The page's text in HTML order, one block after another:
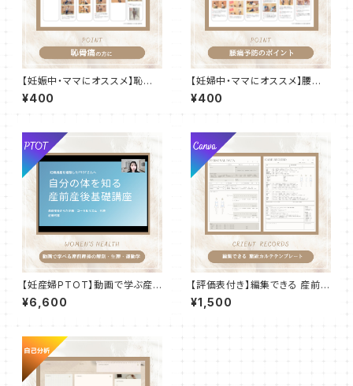
【妊娠中・ママにオススメ】恥骨
痛の方向け！日常生活のポイン
ト
¥400
【妊婦中・ママにオススメ】腰痛
を防ぐ！体の使い方のコツ
¥400
【妊産婦PTOT】動画で学ぶ産
前産後基礎講座（60分/資料付
き）
¥6,600
【評価表付き】編集できる 産前産
後ケアカルテ テンプレート
¥1,500